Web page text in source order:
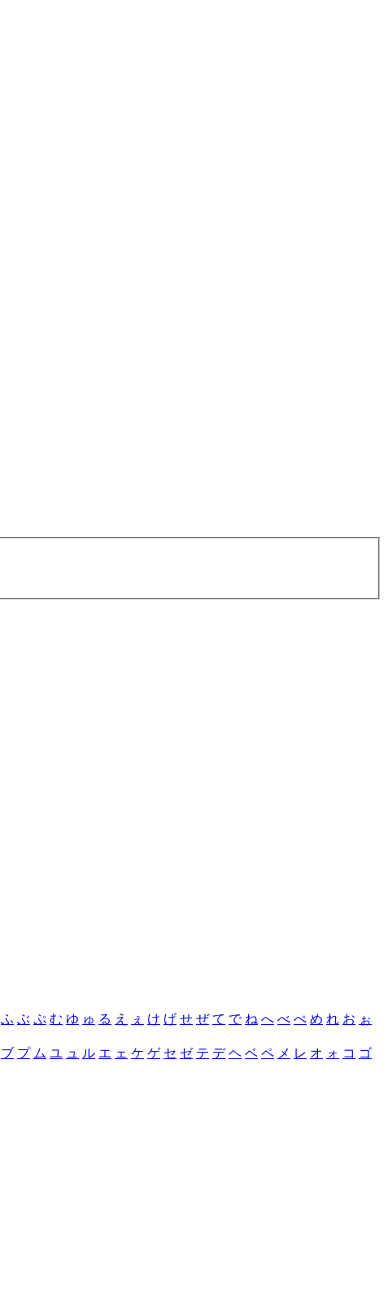
ふ ぶ ぷ む ゆ ゅ る え ぇ け げ せ ぜ て で ね へ べ ぺ め れ お ぉ
ブ プ ム ユ ュ ル エ ェ ケ ゲ セ ゼ テ デ ヘ ベ ペ メ レ オ ォ コ ゴ